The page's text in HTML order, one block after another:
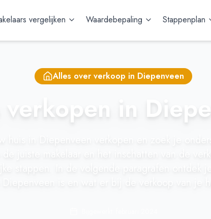
vergelijken Waardebepaling Stappenplan
Alles over verkoop in Diepenveen
verkopen in